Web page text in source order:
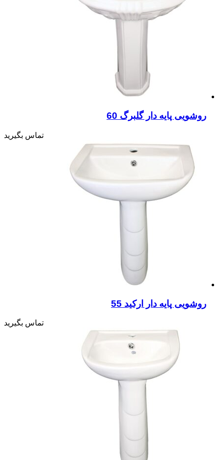
روشویی پایه دار گلبرگ 60
تماس بگیرید
روشویی پایه دار ارکید 55
تماس بگیرید